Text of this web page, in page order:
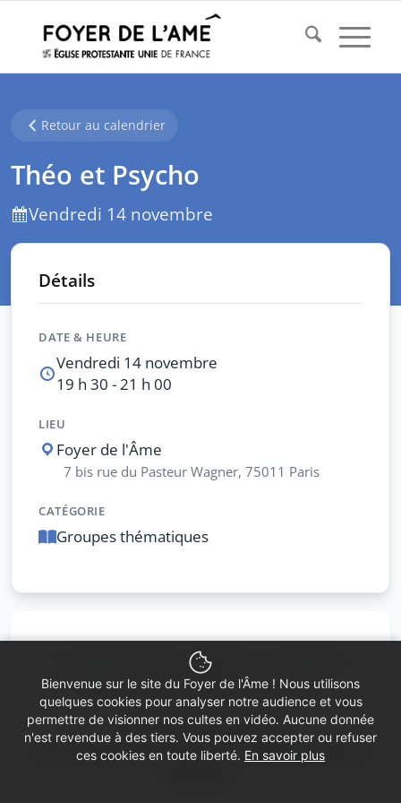
Retour au calendrier
Théo et Psycho
Vendredi 14 novembre
Le groupe réunit croyants et incroyants
dans une atmosphère conviviale.
Nous lisons ces textes,
nous parlons aussi de nous, de nos propres
Détails
DATE & HEURE
Vendredi 14 novembre
19 h 30 - 21 h 00
LIEU
Foyer de l'Âme
7 bis rue du Pasteur Wagner, 75011 Paris
CATÉGORIE
Groupes thématiques
Bienvenue sur le site du Foyer de l'Âme ! Nous utilisons
quelques cookies pour analyser notre audience et vous
permettre de visionner nos cultes en vidéo. Aucune donnée
n'est revendue à des tiers. Vous pouvez accepter ou refuser
ces cookies en toute liberté. En savoir plus